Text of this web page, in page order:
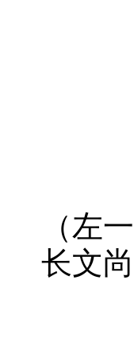
（左一
长文